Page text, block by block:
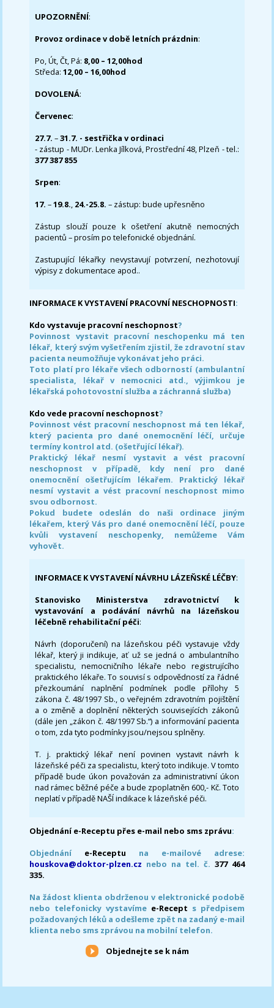
UPOZORNĚNÍ:
Provoz ordinace v době letních prázdnin:
Po, Út, Čt, Pá: 8,00 – 12,00hod
Středa:12,00 – 16,00hod
DOVOLENÁ:
Červenec:
27.7.–31.7. - sestřička v ordinaci
- zástup - MUDr. Lenka Jílková, Prostřední 48, Plzeň - tel.:
377 387 855
Srpen:
17. –19.8., 24.-25.8. – zástup: bude upřesněno
Zástup slouží pouze k ošetření akutně nemocných
pacientů – prosím po telefonické objednání.
Zastupující lékařky nevystavují potvrzení, nezhotovují
výpisy z dokumentace apod..
INFORMACE K VYSTAVENÍ PRACOVNÍ NESCHOPNOSTI:
Kdo vystavuje pracovní neschopnost?
Povinnost vystavit pracovní neschopenku má ten
lékař, který svým vyšetřením zjistil, že zdravotní stav
pacienta neumožňuje vykonávat jeho práci.
Toto platí pro lékaře všech odborností (ambulantní
specialista, lékař v nemocnici atd., výjimkou je
lékařská pohotovostní služba a záchranná služba)
Kdo vede pracovní neschopnost?
Povinnost vést pracovní neschopnost má ten lékař,
který pacienta pro dané onemocnění léčí, určuje
termíny kontrol atd. (ošetřující lékař).
Praktický lékař nesmí vystavit a vést pracovní
neschopnost v případě, kdy není pro dané
onemocnění ošetřujícím lékařem. Praktický lékař
nesmí vystavit a vést pracovní neschopnost mimo
svou odbornost.
Pokud budete odeslán do naši ordinace jiným
lékařem, který Vás pro dané onemocnění léčí, pouze
kvůli vystavení neschopenky, nemůžeme Vám
vyhovět.
INFORMACE K VYSTAVENÍ NÁVRHU LÁZEŇSKÉ LÉČBY:
Stanovisko Ministerstva zdravotnictví k
vystavování a podávání návrhů na lázeňskou
léčebně rehabilitační péči:
Návrh (doporučení) na lázeňskou péči vystavuje vždy
lékař, který ji indikuje, ať už se jedná o ambulantního
specialistu, nemocničního lékaře nebo registrujícího
praktického lékaře. To souvisí s odpovědností za řádné
přezkoumání naplnění podmínek podle přílohy 5
zákona č. 48/1997 Sb., o veřejném zdravotním pojištění
a o změně a doplnění některých souvisejících zákonů
(dále jen „zákon č. 48/1997 Sb.“) a informování pacienta
o tom, zda tyto podmínky jsou/nejsou splněny.
T. j. praktický lékař není povinen vystavit návrh k
lázeňské péči za specialistu, který toto indikuje. V tomto
případě bude úkon považován za administrativní úkon
nad rámec běžné péče a bude zpoplatněn 600,- Kč. Toto
neplatí v případě NAŠÍ indikace k lázeňské péči.
Objednání e-Receptu přes e-mail nebo sms zprávu:
Objednání e-Receptu na e-mailové adrese:
houskova@doktor-plzen.cz nebo na tel. č. 377 464
335.
Na žádost klienta obdrženou v elektronické podobě
nebo telefonicky vystavíme e-Recept s předpisem
požadovaných léků a odešleme zpět na zadaný e-mail
klienta nebo sms zprávou na mobilní telefon.
Objednejte se k nám